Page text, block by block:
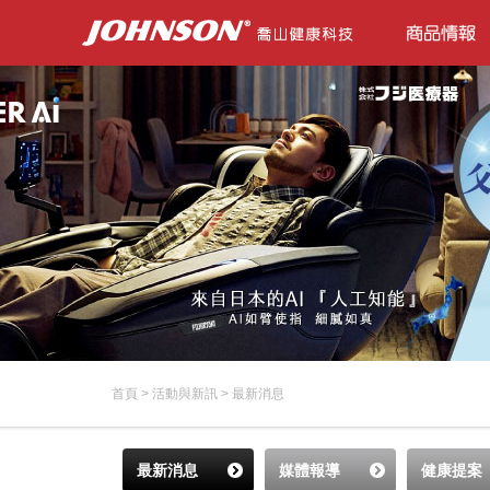
首頁 > 活動與新訊 > 最新消息
最新消息 媒體報導 健康提案